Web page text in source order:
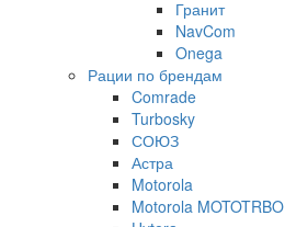
Гранит
NavCom
Onega
Рации по брендам
Comrade
Turbosky
СОЮЗ
Астра
Motorola
Motorola MOTOTRBO